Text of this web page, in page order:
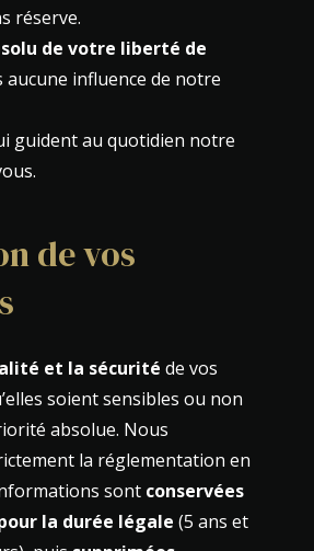
réserve.
de votre liberté de
aucune influence de notre
guident au quotidien notre
de vos
et la sécurité de vos
soient sensibles ou non
absolue. Nous
la réglementation en
sont conservées
la durée légale (5 ans et